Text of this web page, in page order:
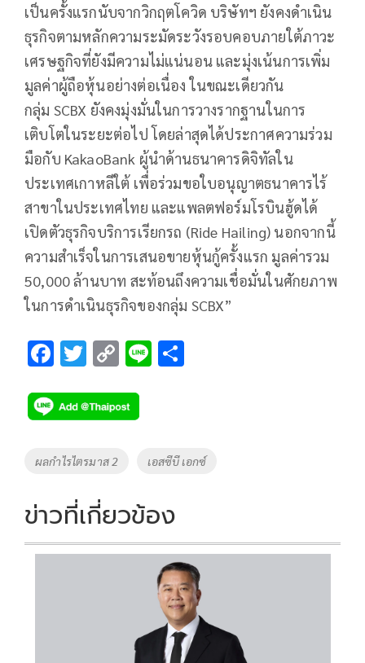
เป็นครั้งแรกนับจากวิกฤตโควิด บริษัทฯ ยังคงดำเนิน
ธุรกิจตามหลักความระมัดระวังรอบคอบภายใต้ภาวะ
เศรษฐกิจที่ยังมีความไม่แน่นอน และมุ่งเน้นการเพิ่ม
มูลค่าผู้ถือหุ้นอย่างต่อเนื่อง ในขณะเดียวกัน
กลุ่ม SCBX ยังคงมุ่งมั่นในการวางรากฐานในการ
เติบโตในระยะต่อไป โดยล่าสุดได้ประกาศความร่วม
มือกับ KakaoBank ผู้นำด้านธนาคารดิจิทัลใน
ประเทศเกาหลีใต้ เพื่อร่วมขอใบอนุญาตธนาคารไร้
สาขาในประเทศไทย และแพลตฟอร์มโรบินฮู้ดได้
เปิดตัวธุรกิจบริการเรียกรถ (Ride Hailing) นอกจากนี้
ความสำเร็จในการเสนอขายหุ้นกู้ครั้งแรก มูลค่ารวม
50,000 ล้านบาท สะท้อนถึงความเชื่อมั่นในศักยภาพ
ในการดำเนินธุรกิจของกลุ่ม SCBX”
F
e
b
o
k
T
tt
er
C
p
y
k
Li
Tags
ผลกำไรไตรมาส 2 เอสซีบี เอกซ์
ข่าวที่เกี่ยวข้อง